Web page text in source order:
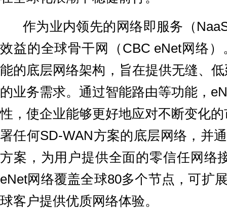
作为业内领先的网络即服务（
效益的全球骨干网（CBC eNet网络
能的底层网络架构，旨在提供无缝、
的业务需求。通过智能路由等功能，
性，使企业能够更好地应对不断变化
署任何SD-WAN方案的底层网络，并
方案，为用户提供全面的零信任网络
eNet网络覆盖全球80多个节点，可扩
球客户提供优质网络体验。